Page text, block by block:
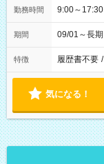
勤務時間 9:00～17:30
期間 09/01～長
特徴 履歴書不要 /
気になる！